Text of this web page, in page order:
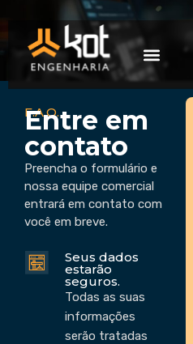
F.A.Q.
Entre em
contato
Preencha o formulário e
nossa equipe comercial
entrará em contato com
você em breve.
Seus dados
estarão
seguros.
Todas as suas
informações
serão tratadas